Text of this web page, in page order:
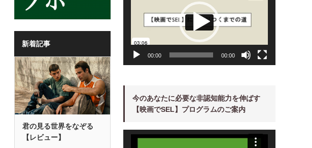
新着記事
君の見る世界をなぞる
【レビュー】
00:00 00:00
今のあなたに必要な非認知能力を伸ばす
【映画でSEL】プログラムのご案内
動